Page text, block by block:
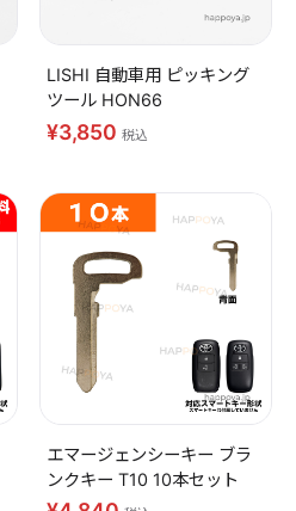
LISHI 自動車用 ピッキング
ツール HON66
¥3,850 税込
エマージェンシーキー ブラ
ンクキー T10 10本セット